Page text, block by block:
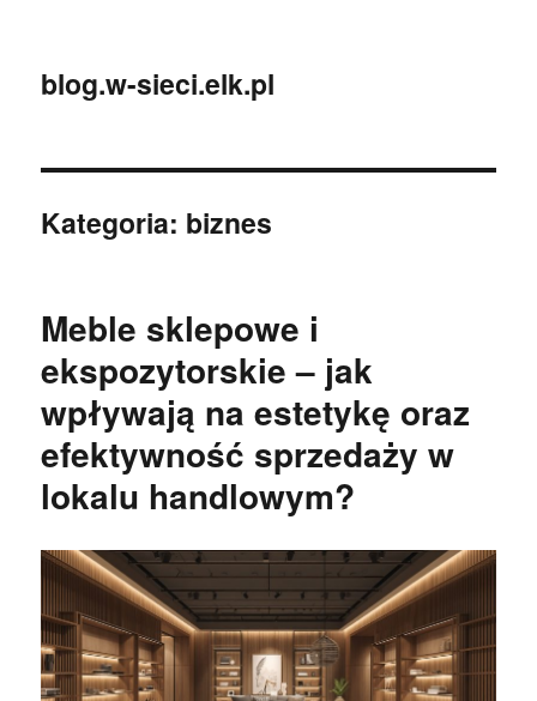
blog.w-sieci.elk.pl
Kategoria: biznes
Meble sklepowe i
ekspozytorskie – jak
wpływają na estetykę oraz
efektywność sprzedaży w
lokalu handlowym?